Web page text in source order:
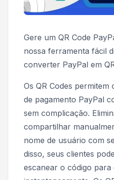
Gere um QR Code
nossa ferramenta fácil
converter PayPal em
Os QR Codes
de pagamento PayPal
sem complicação.
compartilhar
nome de usuário com
disso, seus clientes
escanear o código para